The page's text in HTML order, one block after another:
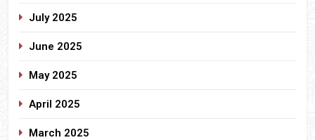
July 2025
June 2025
May 2025
April 2025
March 2025